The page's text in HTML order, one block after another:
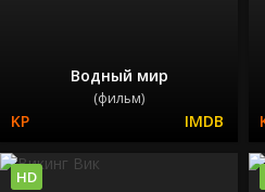
Водный мир
(фильм)
HD